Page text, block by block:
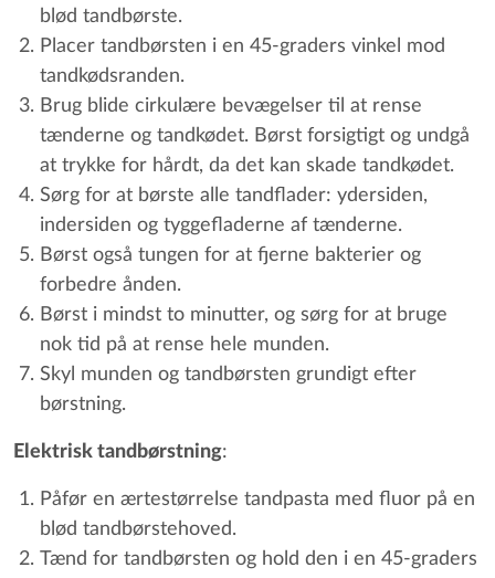
blød tandbørste.
Placer tandbørsten i en 45-graders vinkel mod
tandkødsranden.
Brug blide cirkulære bevægelser til at rense
tænderne og tandkødet. Børst forsigtigt og undgå
at trykke for hårdt, da det kan skade tandkødet.
Sørg for at børste alle tandflader: ydersiden,
indersiden og tyggefladerne af tænderne.
Børst også tungen for at fjerne bakterier og
forbedre ånden.
Børst i mindst to minutter, og sørg for at bruge
nok tid på at rense hele munden.
Skyl munden og tandbørsten grundigt efter
børstning.
Elektrisk tandbørstning:
Påfør en ærtestørrelse tandpasta med fluor på en
blød tandbørstehoved.
Tænd for tandbørsten og hold den i en 45-graders